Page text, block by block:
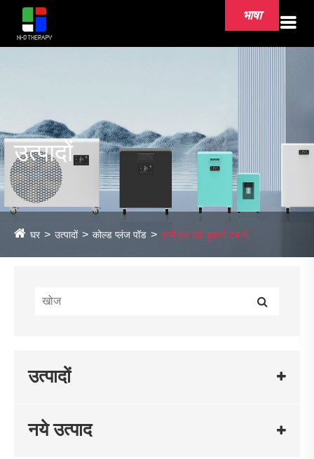
भाषा
उत्पादों
घर उत्पादों कोल्ड प्लंज पॉड सभी एक ठंडे डुबकी टब में
उत्पादों
नये उत्पाद